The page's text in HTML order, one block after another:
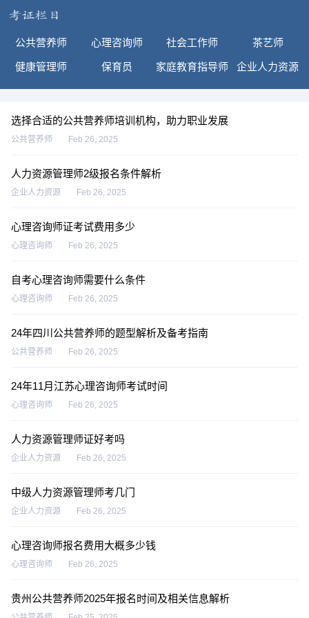
公共营养师 心理咨询师 社会工作师 茶艺师
健康管理师 保育员 家庭教育指导师 企业人力资源
选择合适的公共营养师培训机构，助力职业发展
公共营养师 Feb 26, 2025
人力资源管理师2级报名条件解析
企业人力资源 Feb 26, 2025
心理咨询师证考试费用多少
心理咨询师 Feb 26, 2025
自考心理咨询师需要什么条件
心理咨询师 Feb 26, 2025
24年四川公共营养师的题型解析及备考指南
公共营养师 Feb 26, 2025
24年11月江苏心理咨询师考试时间
心理咨询师 Feb 26, 2025
人力资源管理师证好考吗
企业人力资源 Feb 26, 2025
中级人力资源管理师考几门
企业人力资源 Feb 26, 2025
心理咨询师报名费用大概多少钱
心理咨询师 Feb 26, 2025
贵州公共营养师2025年报名时间及相关信息解析